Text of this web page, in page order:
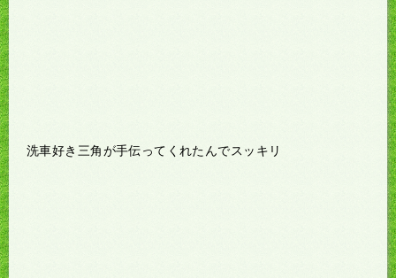
洗車好き三角が手伝ってくれたんでスッキリ